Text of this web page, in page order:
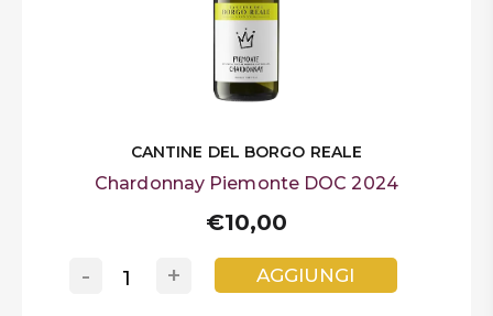
CANTINE DEL BORGO REALE
Chardonnay Piemonte DOC 2024
€10,00
+
- AGGIUNGI